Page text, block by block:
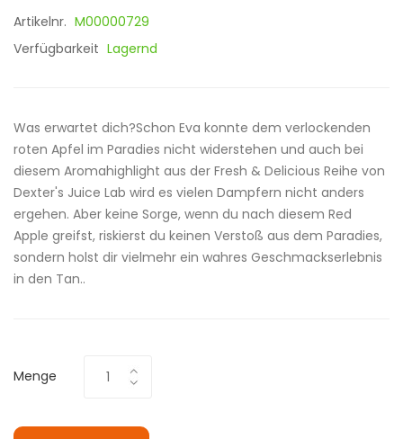
Artikelnr. M00000729
Verfügbarkeit Lagernd
Was erwartet dich?Schon Eva konnte dem verlockenden
roten Apfel im Paradies nicht widerstehen und auch bei
diesem Aromahighlight aus der Fresh & Delicious Reihe von
Dexter's Juice Lab wird es vielen Dampfern nicht anders
ergehen. Aber keine Sorge, wenn du nach diesem Red
Apple greifst, riskierst du keinen Verstoß aus dem Paradies,
sondern holst dir vielmehr ein wahres Geschmackserlebnis
in den Tan..
Menge